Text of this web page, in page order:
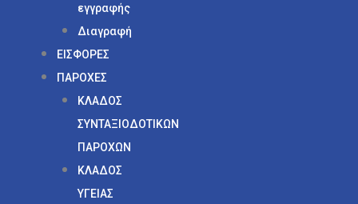
εγγραφής
Διαγραφή
ΕΙΣΦΟΡΕΣ
ΠΑΡΟΧΕΣ
ΚΛΑΔΟΣ
ΣΥΝΤΑΞΙΟΔΟΤΙΚΩΝ
ΠΑΡΟΧΩΝ
ΚΛΑΔΟΣ
ΥΓΕΙΑΣ